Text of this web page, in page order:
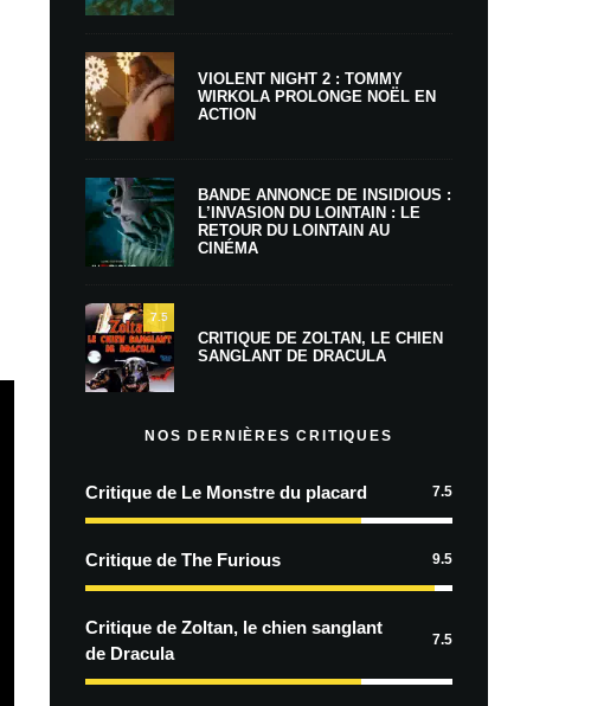
VIOLENT NIGHT 2 : TOMMY
WIRKOLA PROLONGE NOËL EN
ACTION
BANDE ANNONCE DE INSIDIOUS :
L’INVASION DU LOINTAIN : LE
RETOUR DU LOINTAIN AU
CINÉMA
7.5
CRITIQUE DE ZOLTAN, LE CHIEN
SANGLANT DE DRACULA
NOS DERNIÈRES CRITIQUES
Critique de Le Monstre du placard 7.5
Critique de The Furious 9.5
Critique de Zoltan, le chien sanglant
de Dracula
7.5